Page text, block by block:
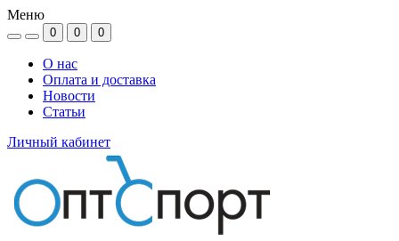
Меню
0 0 0
О нас
Оплата и доставка
Новости
Статьи
Личный кабинет